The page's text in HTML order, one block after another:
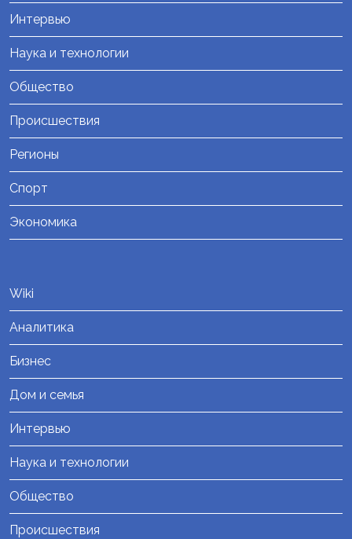
Интервью
Наука и технологии
Общество
Происшествия
Регионы
Спорт
Экономика
Wiki
Аналитика
Бизнес
Дом и семья
Интервью
Наука и технологии
Общество
Происшествия